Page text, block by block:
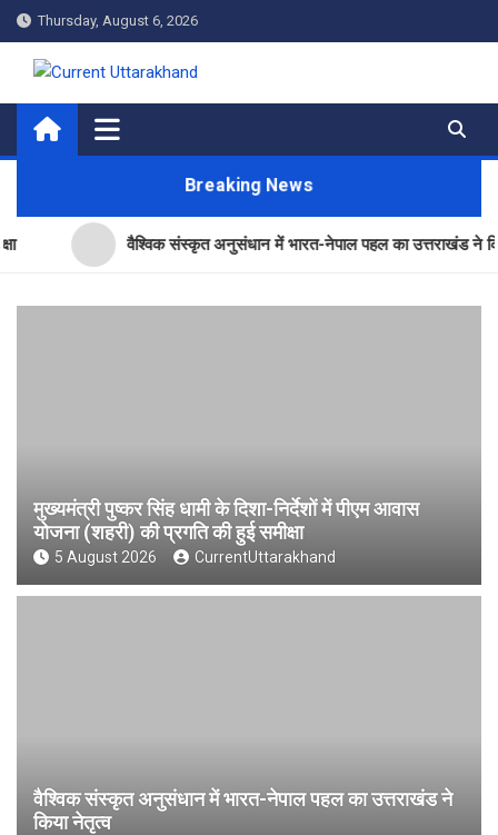
Skip
to
content
Thursday, August 6, 2026
Current Uttarakhand
Breaking News
वैश्विक संस्कृत अनुसंधान में भारत-नेपाल पहल का उत्तराखंड ने किया नेतृत्व
मुख्यमंत्री पुष्कर सिंह धामी के दिशा-निर्देशों में पीएम आवास
योजना (शहरी) की प्रगति की हुई समीक्षा
5 August 2026 CurrentUttarakhand
वैश्विक संस्कृत अनुसंधान में भारत-नेपाल पहल का उत्तराखंड ने
किया नेतृत्व